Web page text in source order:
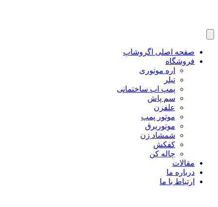
صفحه اصلی اگروشاپ
فروشگاه
اره موتوری
تیلر
پمپ اب ساختمانی
سم پاش
علفزن
موتور پمپ
موتوربرق
شمشاد زن
کفکش
چاله کن
مقالات
درباره ما
ارتباط با ما